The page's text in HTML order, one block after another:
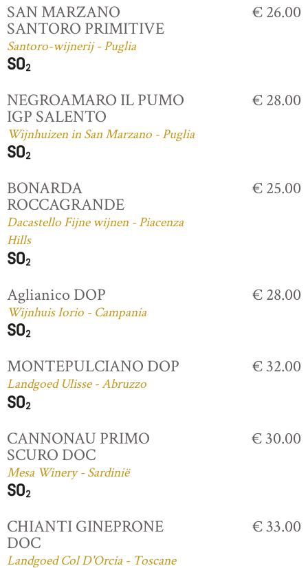
SAN MARZANO
SANTORO PRIMITIVE
Santoro-wijnerij - Puglia
€ 26.00
NEGROAMARO IL PUMO
IGP SALENTO
Wijnhuizen in San Marzano - Puglia
€ 28.00
BONARDA
ROCCAGRANDE
Dacastello Fijne wijnen - Piacenza
Hills
€ 25.00
Aglianico DOP
Wijnhuis Iorio - Campania
€ 28.00
MONTEPULCIANO DOP
Landgoed Ulisse - Abruzzo
€ 32.00
CANNONAU PRIMO
SCURO DOC
Mesa Winery - Sardinië
€ 30.00
CHIANTI GINEPRONE
DOC
Landgoed Col D'Orcia - Toscane
€ 33.00